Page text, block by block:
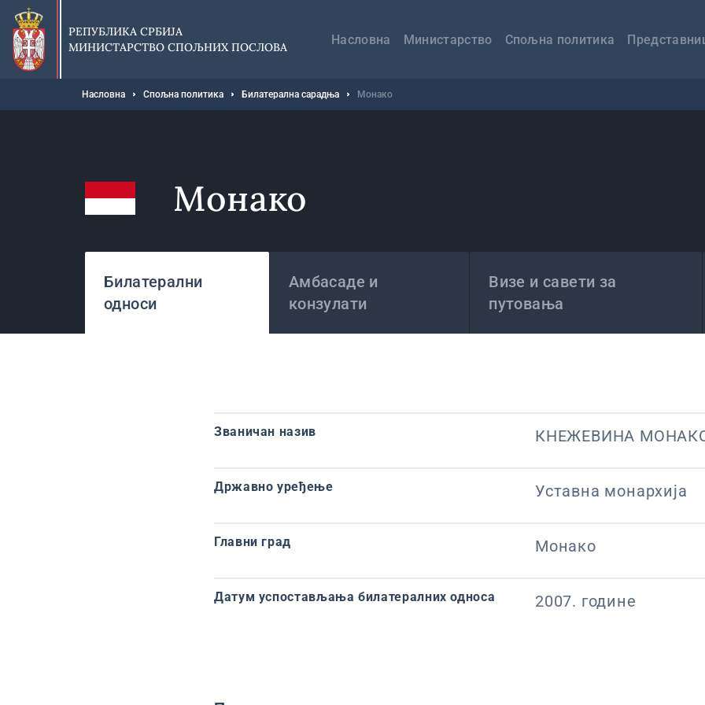
Прескочи
главни
део
садржаја
РЕПУБЛИКА СРБИЈА
МИНИСТАРСТВО СПОЉНИХ ПОСЛОВА
навигација
Насловна Министарство Спољна политика
Мрвице
Насловна Спољна политика Билатерална сарадња Монако
Монако
Билатерални
односи
Амбасаде и
конзулати
Визе и савети за
путовања
Званичан назив КНЕЖЕВИНА
Државно уређење Уставна монархија
Главни град Монако
Датум успостављања билатералних односа 2007. године